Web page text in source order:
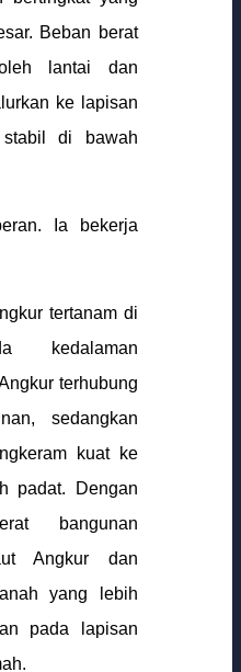
Beban berat
lantai dan
ke lapisan
di bawah
Ia bekerja
tertanam di
kedalaman
terhubung
sedangkan
kuat ke
padat. Dengan
bangunan
Angkur dan
yang lebih
pada lapisan